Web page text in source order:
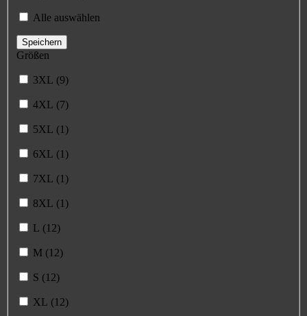
Alle auswählen
Speichern
Größen
3XL (9)
4XL (7)
5XL (1)
6XL (1)
7XL (1)
8XL (1)
L (12)
M (12)
S (12)
XL (12)